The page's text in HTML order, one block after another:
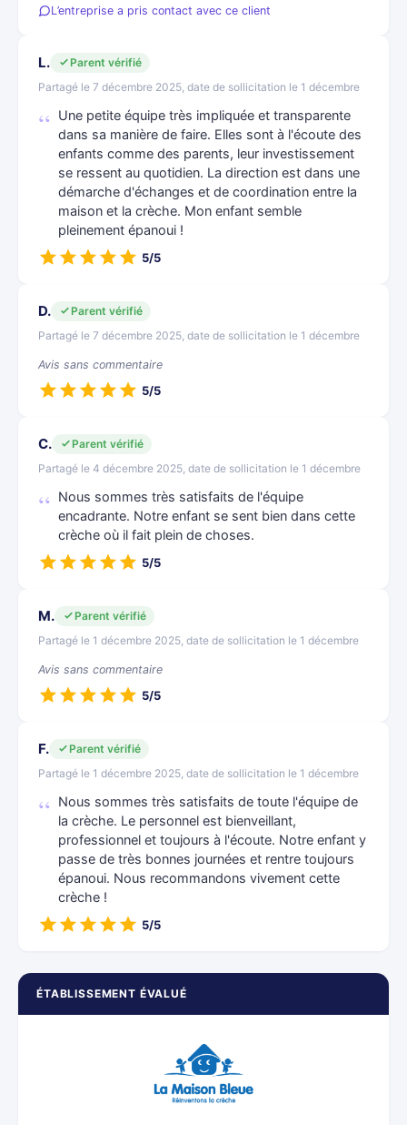
ÉTABLISSEMENT ÉVALUÉ
L’entreprise a pris contact avec ce client
L.
Parent vérifié
Partagé le 7 décembre 2025, date de sollicitation le 1 décembre
Une petite équipe très impliquée et transparente
dans sa manière de faire. Elles sont à l'écoute des
enfants comme des parents, leur investissement
se ressent au quotidien. La direction est dans une
démarche d'échanges et de coordination entre la
maison et la crèche. Mon enfant semble
pleinement épanoui !
5/5
D.
Parent vérifié
Partagé le 7 décembre 2025, date de sollicitation le 1 décembre
Avis sans commentaire
5/5
C.
Parent vérifié
Partagé le 4 décembre 2025, date de sollicitation le 1 décembre
Nous sommes très satisfaits de l'équipe
encadrante. Notre enfant se sent bien dans cette
crèche où il fait plein de choses.
5/5
M.
Parent vérifié
Partagé le 1 décembre 2025, date de sollicitation le 1 décembre
Avis sans commentaire
5/5
F.
Parent vérifié
Partagé le 1 décembre 2025, date de sollicitation le 1 décembre
Nous sommes très satisfaits de toute l'équipe de
la crèche. Le personnel est bienveillant,
professionnel et toujours à l'écoute. Notre enfant y
passe de très bonnes journées et rentre toujours
épanoui. Nous recommandons vivement cette
crèche !
5/5